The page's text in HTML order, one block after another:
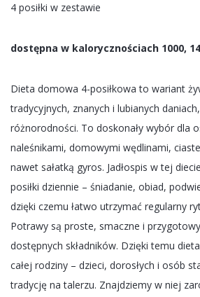
4 posiłki w zestawie
dostępna w kalorycznościach 1000,
Dieta domowa 4-posiłkowa to wariant
tradycyjnych, znanych i lubianych
różnorodności. To doskonały wybór dla
naleśnikami, domowymi wędlinami,
nawet sałatką gyros. Jadłospis w tej
posiłki dziennie – śniadanie, obiad,
dzięki czemu łatwo utrzymać regularny
Potrawy są proste, smaczne i
dostępnych składników. Dzięki temu
całej rodziny – dzieci, dorosłych i osób
tradycję na talerzu. Znajdziemy w niej